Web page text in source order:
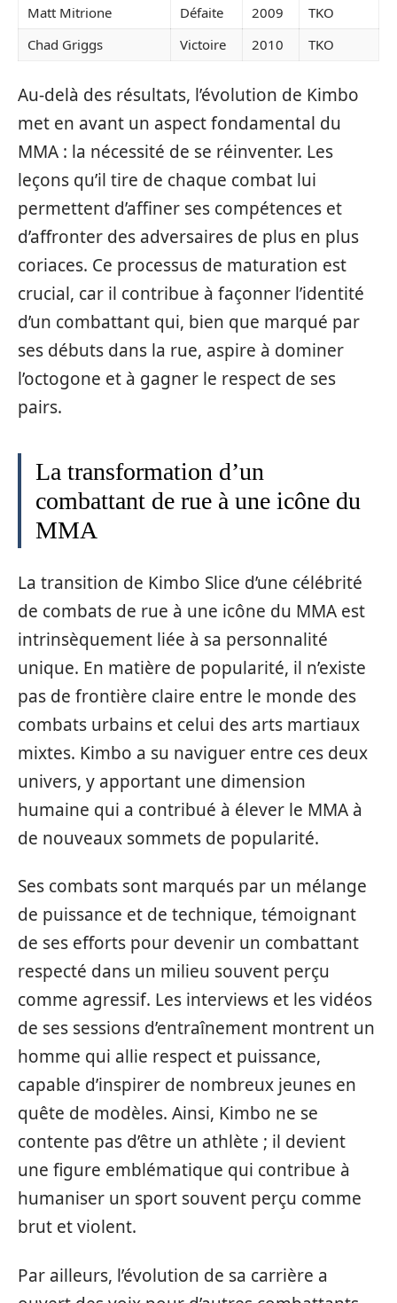
Matt Mitrione
Défaite 2009
TKO
Chad Griggs
Victoire 2010 TKO
Au-delà des résultats, l’évolution de Kimbo
met en avant un aspect fondamental du
MMA : la nécessité de se réinventer. Les
leçons qu’il tire de chaque combat lui
permettent d’affiner ses compétences et
d’affronter des adversaires de plus en plus
coriaces. Ce processus de maturation est
crucial, car il contribue à façonner l’identité
d’un combattant qui, bien que marqué par
ses débuts dans la rue, aspire à dominer
l’octogone et à gagner le respect de ses
pairs.
La transformation d’un
combattant de rue à une icône du
MMA
La transition de Kimbo Slice d’une célébrité
de combats de rue à une icône du MMA est
intrinsèquement liée à sa personnalité
unique. En matière de popularité, il n’existe
pas de frontière claire entre le monde des
combats urbains et celui des arts martiaux
mixtes. Kimbo a su naviguer entre ces deux
univers, y apportant une dimension
humaine qui a contribué à élever le MMA à
de nouveaux sommets de popularité.
Ses combats sont marqués par un mélange
de puissance et de technique, témoignant
de ses efforts pour devenir un combattant
respecté dans un milieu souvent perçu
comme agressif. Les interviews et les vidéos
de ses sessions d’entraînement montrent un
homme qui allie respect et puissance,
capable d’inspirer de nombreux jeunes en
quête de modèles. Ainsi, Kimbo ne se
contente pas d’être un athlète ; il devient
une figure emblématique qui contribue à
humaniser un sport souvent perçu comme
brut et violent.
Par ailleurs, l’évolution de sa carrière a